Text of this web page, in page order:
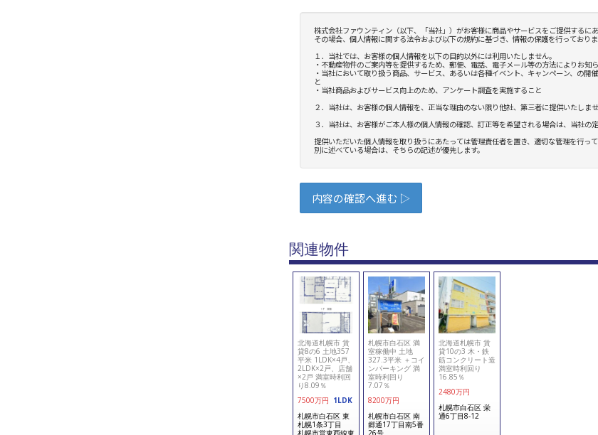
関連物件
北海道札幌市 賃
貸8の6 土地357
平米 1LDK×4戸、
2LDK×2戸、店舗
×2戸 満室時利回
り8.09％
7500万円 1LDK
札幌市白石区 東
札幌1条3丁目
札幌市営東西線東
札幌市白石区 満
室稼働中 土地
327.3平米 ＋コイ
ンパーキング 満
室時利回り
7.07％
8200万円
札幌市白石区 南
郷通17丁目南5番
26号
北海道札幌市 賃
貸10の3 木・鉄
筋コンクリート造
満室時利回り
16.85％
2480万円
札幌市白石区 栄
通6丁目8-12